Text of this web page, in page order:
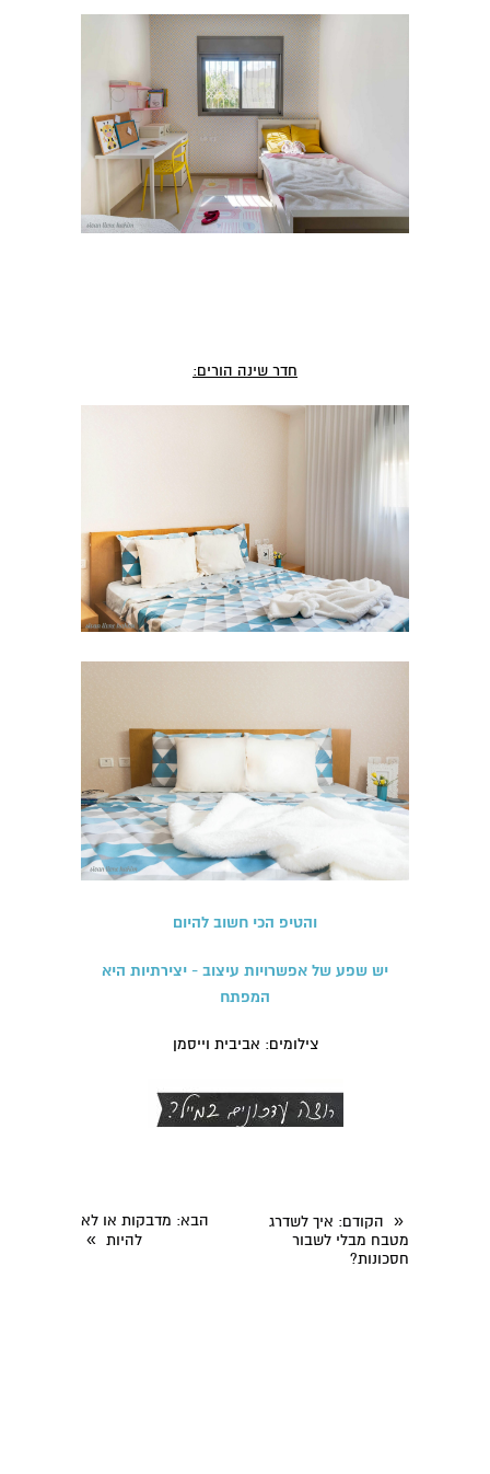
חדר שינה הורים:
והטיפ הכי חשוב להיום
יש שפע של אפשרויות עיצוב - יצירתיות היא
המפתח
צילומים: אביבית וייסמן
« הקודם: איך לשדרג
מטבח מבלי לשבור
חסכונות?
הבא: מדבקות או לא
להיות »